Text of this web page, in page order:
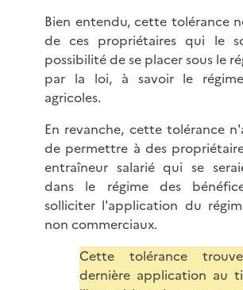
Bien entendu, cette tolérance
de ces propriétaires qui le
possibilité de se placer sous le
par la loi, à savoir le
agricoles.
En revanche, cette tolérance
de permettre à des
entraîneur salarié qui se
dans le régime des
solliciter l'application du
non commerciaux.
Cette tolérance
dernière application au